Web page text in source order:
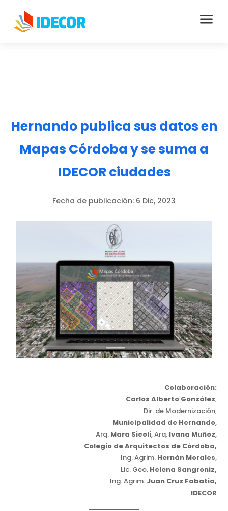
a
Hernando publica sus datos en
Mapas Córdoba y se suma a
IDECOR ciudades
Fecha de publicación: 6 Dic, 2023
Colaboración:
Carlos Alberto González,
Dir. de Modernización,
Municipalidad de Hernando,
Arq. Mara Sicoli, Arq. Ivana Muñoz,
Colegio de Arquitectos de Córdoba,
Ing. Agrim. Hernán Morales,
Lic. Geo. Helena Sangroniz,
Ing. Agrim. Juan Cruz Fabatia,
IDECOR